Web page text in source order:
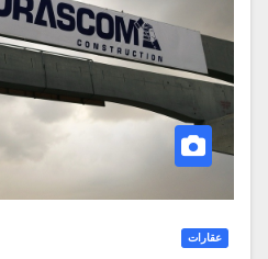
عقارات